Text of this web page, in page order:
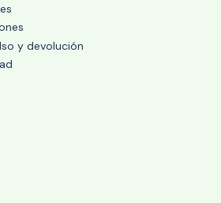
y devolución